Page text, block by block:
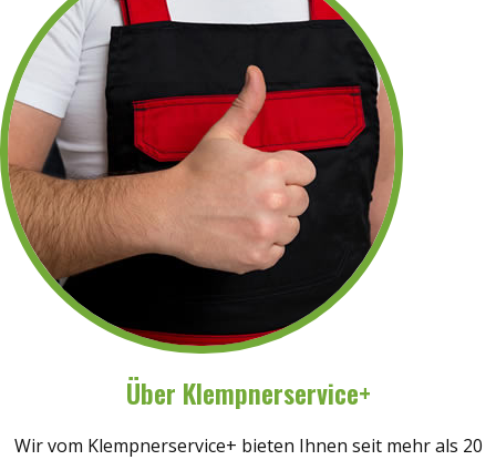
Über Klempnerservice+
Wir vom Klempnerservice+ bieten Ihnen seit mehr als 20